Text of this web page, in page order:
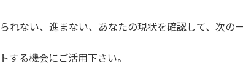
れない、進まない、あなたの現状を確認して、次の一
する機会にご活用下さい。